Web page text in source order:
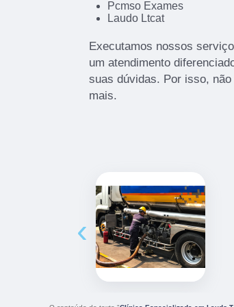
Pcmso Exames
Laudo Ltcat
Executamos nossos
um atendimento
suas dúvidas. Por isso,
mais.
‹